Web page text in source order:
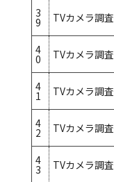
3
9 TVカメラ調査
4
0 TVカメラ調査
4
1 TVカメラ調査
4
2 TVカメラ調査
4
3 TVカメラ調査